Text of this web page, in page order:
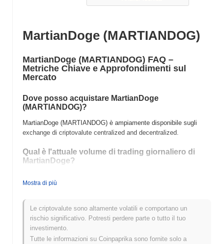
MartianDoge (MARTIANDOG)
MartianDoge (MARTIANDOG) FAQ –
Metriche Chiave e Approfondimenti sul
Mercato
Dove posso acquistare MartianDoge
(MARTIANDOG)?
MartianDoge (MARTIANDOG) è ampiamente disponibile sugli
exchange di criptovalute centralized and decentralized.
Qual è l'attuale volume di trading giornaliero di
MartianDoge?
a$0.00.
Qual è lo storico della fascia di prezzo di
MartianDoge?
Massimo Storico (ATH):
Minimo Storico (ATL):$0.00
Mostra di più
Le criptovalute sono altamente volatili e comportano un
rischio significativo. Potresti perdere parte o tutto il tuo
investimento.
Tutte le informazioni su Coinpaprika sono fornite solo a